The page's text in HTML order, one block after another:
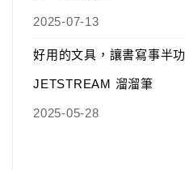
2025-07-13
好用的文具，讓書寫事半
JETSTREAM 溜溜筆
2025-05-28